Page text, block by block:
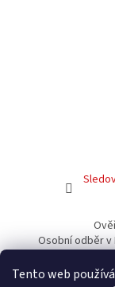
Tento web
Osobní odběr v